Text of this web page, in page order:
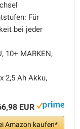
Für
bei jeder
​10+ MARKEN,
2,5 Ah Akku,
EUR
Amazon kaufen*